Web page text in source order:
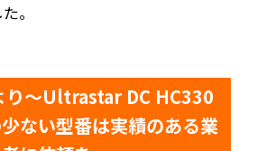
。
り～Ultrastar DC HC330
ない型番は実績のある業